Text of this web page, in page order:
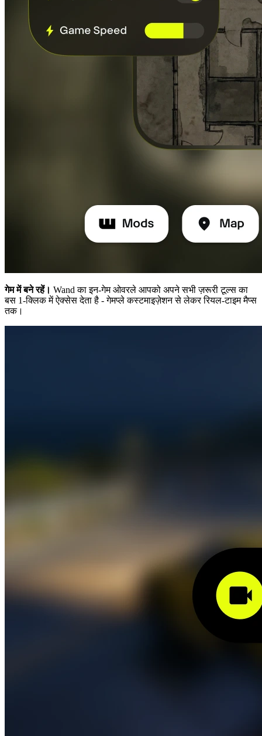
गेम में बने रहें। Wand का इन-गेम ओवरले आपको अपने सभी ज़रूरी टूल्स का
बस 1-क्लिक में ऐक्सेस देता है - गेमप्ले कस्टमाइज़ेशन से लेकर रियल-टाइम मैप्स
तक।